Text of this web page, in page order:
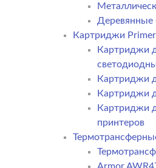
Деревянные
Картриджи
Картриджи
Картриджи
Картриджи
Картриджи
принтеров